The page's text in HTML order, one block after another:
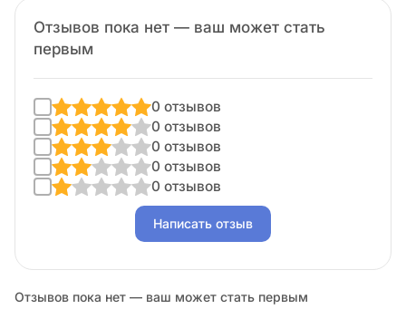
Отзывов пока нет — ваш может стать
первым
0 отзывов
0 отзывов
0 отзывов
0 отзывов
0 отзывов
Написать отзыв
Отзывов пока нет — ваш может стать первым